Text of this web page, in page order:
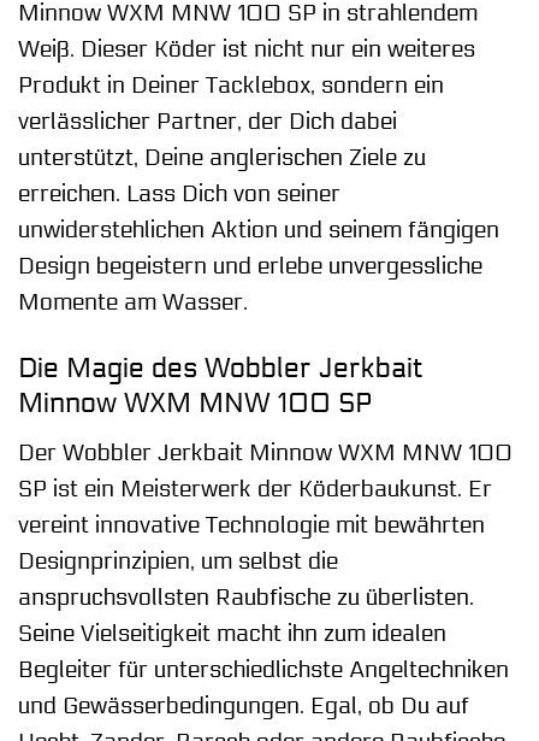
Minnow WXM MNW 100 SP in strahlendem
Weiß. Dieser Köder ist nicht nur ein weiteres
Produkt in Deiner Tacklebox, sondern ein
verlässlicher Partner, der Dich dabei
unterstützt, Deine anglerischen Ziele zu
erreichen. Lass Dich von seiner
unwiderstehlichen Aktion und seinem fängigen
Design begeistern und erlebe unvergessliche
Momente am Wasser.
Die Magie des Wobbler Jerkbait
Minnow WXM MNW 100 SP
Der Wobbler Jerkbait Minnow WXM MNW 100
SP ist ein Meisterwerk der Köderbaukunst. Er
vereint innovative Technologie mit bewährten
Designprinzipien, um selbst die
anspruchsvollsten Raubfische zu überlisten.
Seine Vielseitigkeit macht ihn zum idealen
Begleiter für unterschiedlichste Angeltechniken
und Gewässerbedingungen. Egal, ob Du auf